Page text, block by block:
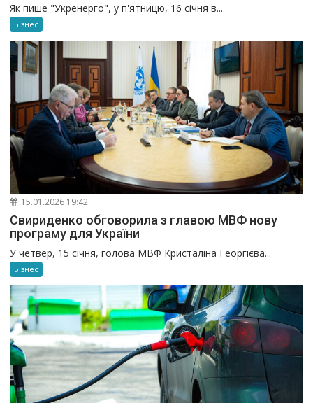
Як пише "Укренерго", у п'ятницю, 16 січня в...
Бізнес
15.01.2026 19:42
Свириденко обговорила з главою МВФ нову
програму для України
У четвер, 15 січня, голова МВФ Кристаліна Георгієва...
Бізнес